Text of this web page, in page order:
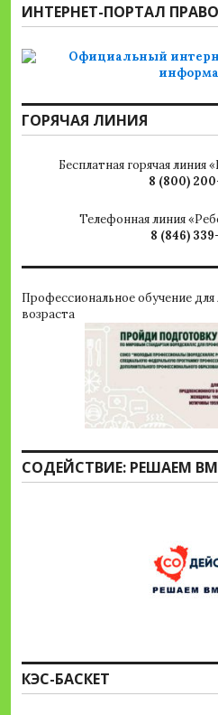
ИНТЕРНЕТ-ПОРТАЛ
ГОРЯЧАЯ ЛИНИЯ
Бесплатная горячая линия
8 (800)
Телефонная линия
8 (846)
Профессиональное обучение
возраста
СОДЕЙСТВИЕ: РЕШАЕМ
КЭС-БАСКЕТ